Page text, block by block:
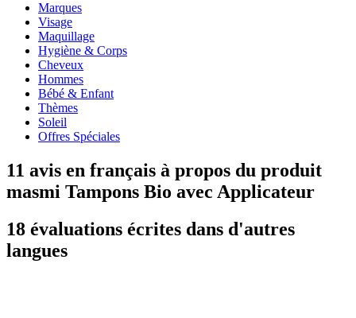
Marques
Visage
Maquillage
Hygiène & Corps
Cheveux
Hommes
Bébé & Enfant
Thèmes
Soleil
Offres Spéciales
11 avis en français à propos du produit
masmi Tampons Bio avec Applicateur
18 évaluations écrites dans d'autres
langues